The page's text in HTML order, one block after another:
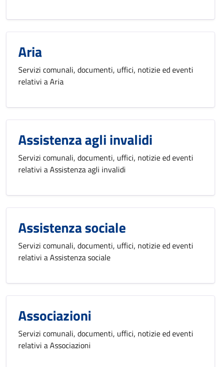
Aria
Servizi comunali, documenti, uffici, notizie ed eventi
relativi a Aria
Assistenza agli invalidi
Servizi comunali, documenti, uffici, notizie ed eventi
relativi a Assistenza agli invalidi
Assistenza sociale
Servizi comunali, documenti, uffici, notizie ed eventi
relativi a Assistenza sociale
Associazioni
Servizi comunali, documenti, uffici, notizie ed eventi
relativi a Associazioni